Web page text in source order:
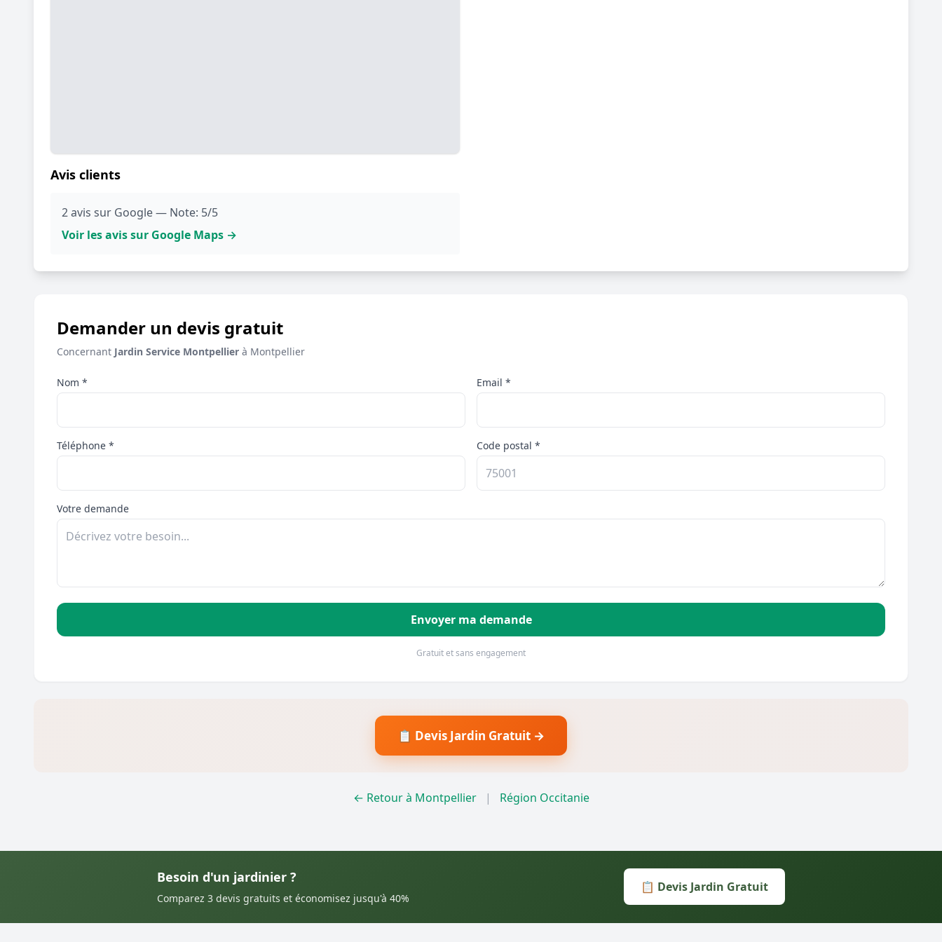
Avis clients
2 avis sur Google — Note: 5/5
Voir les avis sur Google Maps →
Demander un devis gratuit
Concernant Jardin Service Montpellier à Montpellier
Nom * Email *
Téléphone * Code postal *
Votre demande
Envoyer ma demande
Gratuit et sans engagement
📋 Devis Jardin Gratuit →
← Retour à Montpellier | Région Occitanie
Besoin d'un jardinier ?
Comparez 3 devis gratuits et économisez jusqu'à 40%
📋 Devis Jardin Gratuit